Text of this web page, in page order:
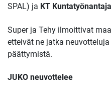
SPAL) ja KT
Super ja Tehy ilmoittivat
etteivät ne jatka
päättymistä.
JUKO neuvottelee